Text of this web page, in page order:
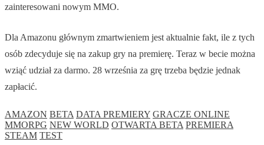
zainteresowani nowym MMO.
Dla Amazonu głównym zmartwieniem jest aktualnie fakt, ile z tych
osób zdecyduje się na zakup gry na premierę. Teraz w becie można
wziąć udział za darmo. 28 września za grę trzeba będzie jednak
zapłacić.
AMAZON BETA DATA PREMIERY GRACZE ONLINE
MMORPG NEW WORLD OTWARTA BETA PREMIERA
STEAM TEST